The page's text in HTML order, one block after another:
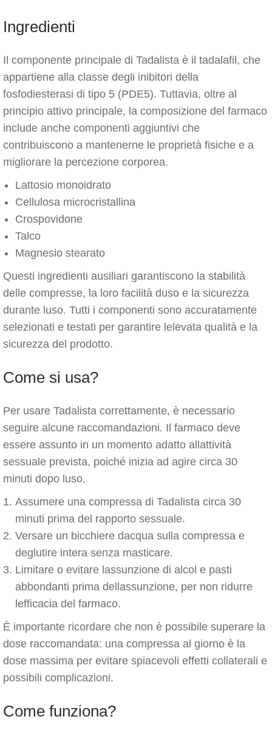
Ingredienti
Il componente principale di Tadalista è il tadalafil, che
appartiene alla classe degli inibitori della
fosfodiesterasi di tipo 5 (PDE5). Tuttavia, oltre al
principio attivo principale, la composizione del farmaco
include anche componenti aggiuntivi che
contribuiscono a mantenerne le proprietà fisiche e a
migliorare la percezione corporea.
Lattosio monoidrato
Cellulosa microcristallina
Crospovidone
Talco
Magnesio stearato
Questi ingredienti ausiliari garantiscono la stabilità
delle compresse, la loro facilità duso e la sicurezza
durante luso. Tutti i componenti sono accuratamente
selezionati e testati per garantire lelevata qualità e la
sicurezza del prodotto.
Come si usa?
Per usare Tadalista correttamente, è necessario
seguire alcune raccomandazioni. Il farmaco deve
essere assunto in un momento adatto allattività
sessuale prevista, poiché inizia ad agire circa 30
minuti dopo luso.
Assumere una compressa di Tadalista circa 30
minuti prima del rapporto sessuale.
Versare un bicchiere dacqua sulla compressa e
deglutire intera senza masticare.
Limitare o evitare lassunzione di alcol e pasti
abbondanti prima dellassunzione, per non ridurre
lefficacia del farmaco.
È importante ricordare che non è possibile superare la
dose raccomandata: una compressa al giorno è la
dose massima per evitare spiacevoli effetti collaterali e
possibili complicazioni.
Come funziona?